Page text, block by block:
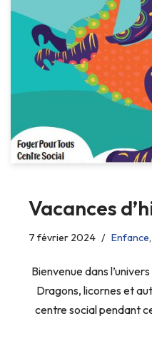
Vacances
7 février 2024 Enfance,
Bienvenue dans
Dragons, licornes et
centre social pendant